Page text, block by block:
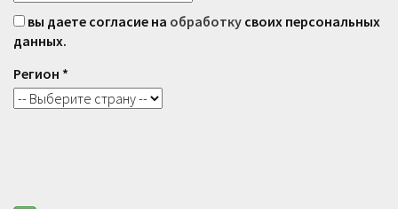
вы даете согласие на обработку своих персональных
данных.
Регион *